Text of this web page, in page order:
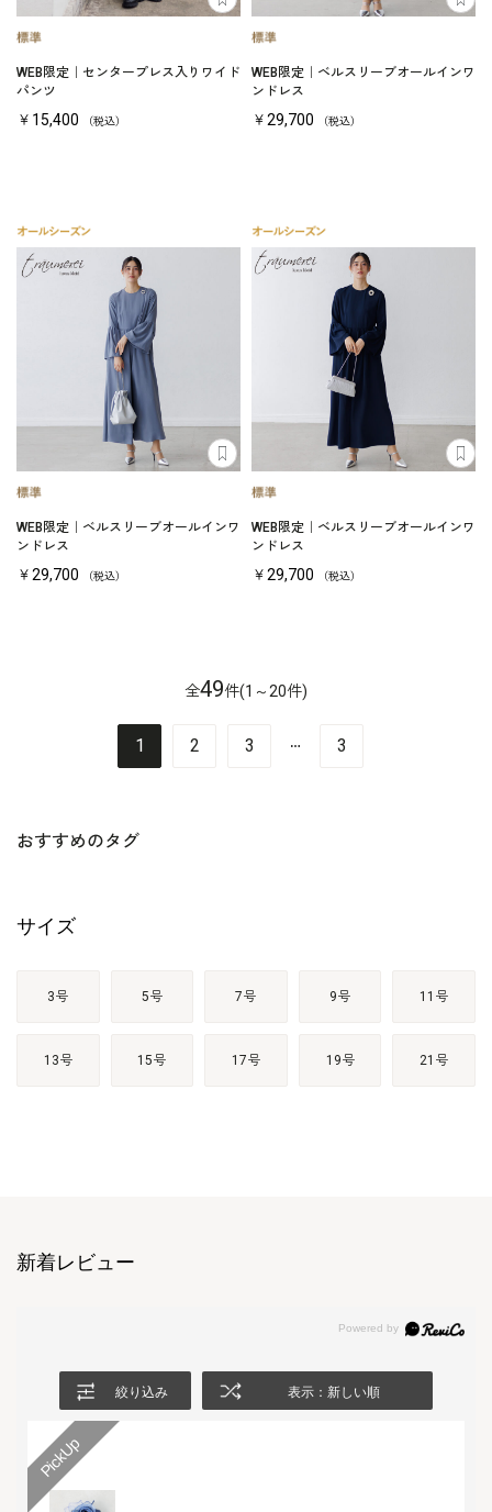
WEB限定｜センタープレス入りワイド
パンツ
￥15,400 （税込）
WEB限定｜ベルスリーブオールインワ
ンドレス
￥29,700 （税込）
WEB限定｜ベルスリーブオールインワ
ンドレス
￥29,700 （税込）
WEB限定｜ベルスリーブオールインワ
ンドレス
￥29,700 （税込）
全49件(1～20件)
1 2 3 3
おすすめのタグ
サイズ
3号 5号 7号 9号 11号
13号 15号 17号 19号 21号
新着レビュー
絞り込み 表示：新しい順